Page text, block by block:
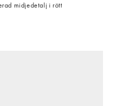
midjedetalj i rött